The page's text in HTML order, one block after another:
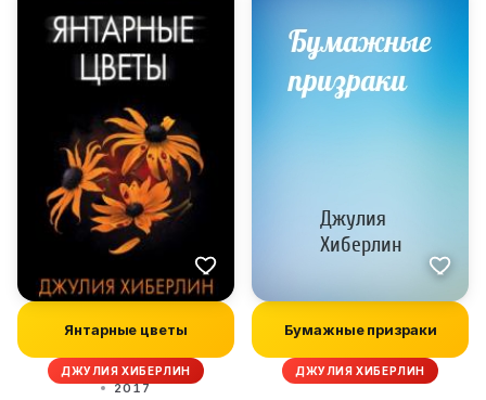
Янтарные цветы
ДЖУЛИЯ ХИБЕРЛИН
2017
Бумажные призраки
ДЖУЛИЯ ХИБЕРЛИН